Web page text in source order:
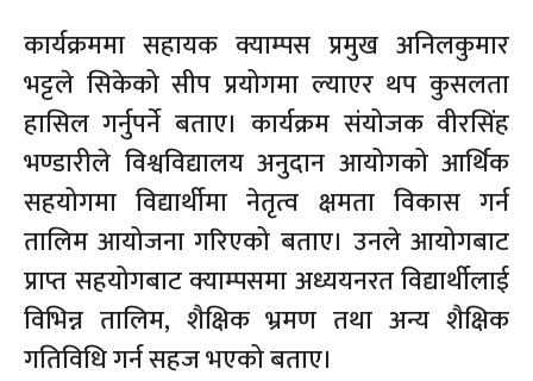
कार्यक्रममा सहायक क्याम्पस प्रमुख अनिलकुमार
भट्टले सिकेको सीप प्रयोगमा ल्याएर थप कुसलता
हासिल गर्नुपर्ने बताए। कार्यक्रम संयोजक वीरसिंह
भण्डारीले विश्वविद्यालय अनुदान आयोगको आर्थिक
सहयोगमा विद्यार्थीमा नेतृत्व क्षमता विकास गर्न
तालिम आयोजना गरिएको बताए। उनले आयोगबाट
प्राप्त सहयोगबाट क्याम्पसमा अध्ययनरत विद्यार्थीलाई
विभिन्न तालिम, शैक्षिक भ्रमण तथा अन्य शैक्षिक
गतिविधि गर्न सहज भएको बताए।